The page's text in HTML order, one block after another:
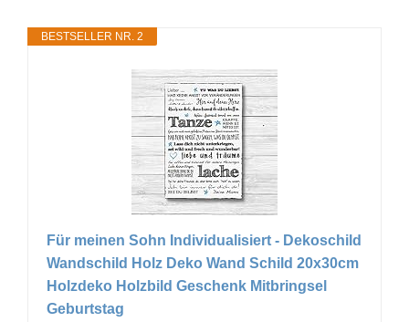
BESTSELLER NR. 2
Für meinen Sohn Individualisiert - Dekoschild
Wandschild Holz Deko Wand Schild 20x30cm
Holzdeko Holzbild Geschenk Mitbringsel
Geburtstag